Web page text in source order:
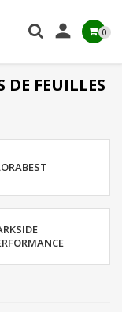
 0
DE FEUILLES